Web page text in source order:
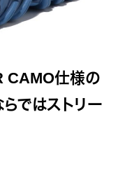
CAMO仕様の
ではストリー